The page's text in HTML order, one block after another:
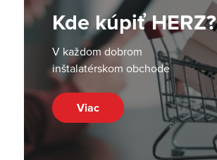
Kde kúpiť HERZ?
V každom dobrom
inštalatérskom obchode
Viac